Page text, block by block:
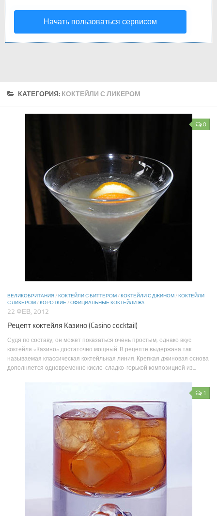
Начать пользоваться сервисом
КАТЕГОРИЯ: КОКТЕЙЛИ С ЛИКЕРОМ
0
ВЕЛИКОБРИТАНИЯ / КОКТЕЙЛИ С БИТТЕРОМ / КОКТЕЙЛИ С ДЖИНОМ / КОКТЕЙЛИ
С ЛИКЕРОМ / КОРОТКИЕ/ОФИЦИАЛЬНЫЕ КОКТЕЙЛИ IBA
22 ФЕВ, 2012
Рецепт коктейля Казино (Casino cocktail)
Судя по составу, он может показаться очень простым, однако вкус
коктейля «Казино» достаточно мощный. В рецепте выдержана так
называемая классическая коктейльная линия. Крепкая джиновая основа
дополняется одновременно кисло-сладко-горькой композицией из...
1